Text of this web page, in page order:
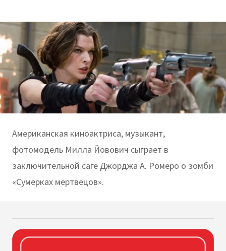
Американская киноактриса, музыкант,
фотомодель Милла Йовович сыграет в
заключительной саге Джорджа А. Ромеро о зомби
«Сумерках мертвецов».